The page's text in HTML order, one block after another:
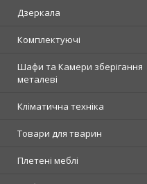
Дзеркала
Комплектуючі
Шафи та Камери зберігання
металеві
Кліматична техніка
Товари для тварин
Плетені меблі